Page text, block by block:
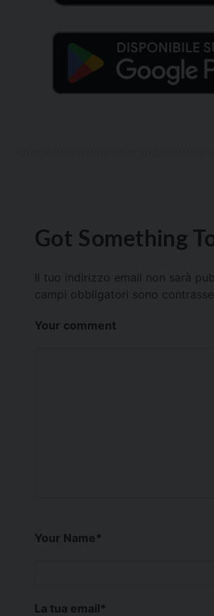
Got Something
Il tuo indirizzo email non sarà
campi obbligatori sono
Your comment
Your Name*
La tua email*